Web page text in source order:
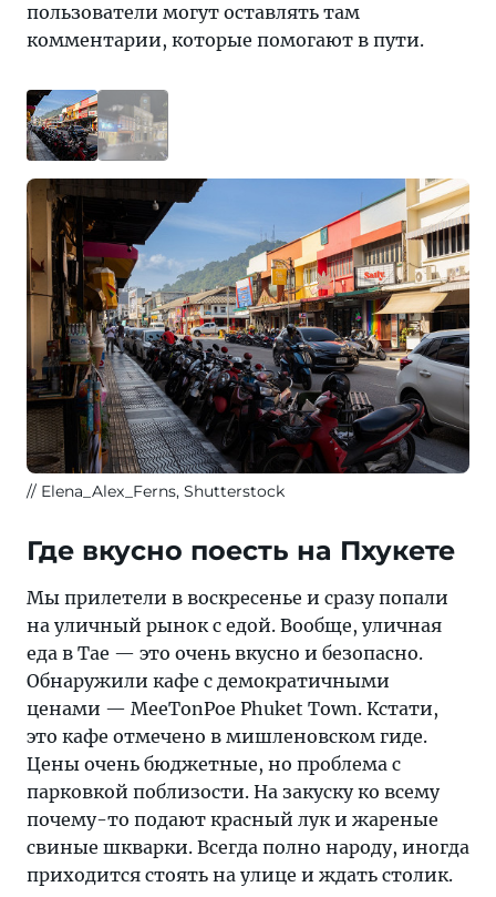
пользователи могут оставлять там
комментарии, которые помогают в пути.
Elena_Alex_Ferns, Shutterstock
Где вкусно поесть на Пхукете
Мы прилетели в воскресенье и сразу попали
на уличный рынок с едой. Вообще, уличная
еда в Тае — это очень вкусно и безопасно.
Обнаружили кафе с демократичными
ценами — MeeTonPoe Phuket Town. Кстати,
это кафе отмечено в мишленовском гиде.
Цены очень бюджетные, но проблема с
парковкой поблизости. На закуску ко всему
почему-то подают красный лук и жареные
свиные шкварки. Всегда полно народу, иногда
приходится стоять на улице и ждать столик.